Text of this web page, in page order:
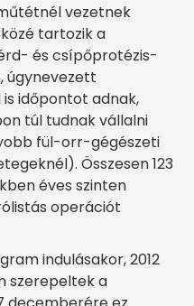
vezetnek
tartozik a
és csípőprotézis-
úgynevezett
időpontot adnak,
túl tudnak vállalni
fül-orr-gégészeti
Összesen 123
éves szinten
operációt
indulásakor, 2012
szerepeltek a